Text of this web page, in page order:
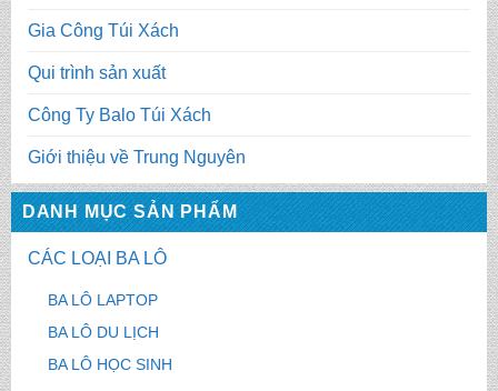
Gia Công Túi Xách
Qui trình sản xuất
Công Ty Balo Túi Xách
Giới thiệu về Trung Nguyên
DANH MỤC SẢN PHẨM
CÁC LOẠI BA LÔ
BA LÔ LAPTOP
BA LÔ DU LỊCH
BA LÔ HỌC SINH